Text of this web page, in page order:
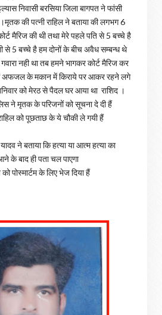
निवासी बरसिया जिला बागपत ने फांसी
की पत्नी राहिल ने बताया की लगभग 6
मैरिज की थी तथा मेरे पहले पति से 5 बच्चे है
से 5 बच्चे है हम दोनों के बीच अवैध सम्बन्ध थे
नही था तब हमने भागकर कोर्ट मैरिज कर
में अफजल के मकान में किराये पर आकर रहने लगे
को मेरठ से पैदल घर आया था राशिद ।
ने मृतक के परिजनों को सूचना दे दी हैं
को पूछताछ के ये चौकी ले गयी हैं
ने बताया कि हत्या या आत्म हत्या का
के बाद ही पता चल पाएगा
पोस्मार्टम के लिए भेज दिया हैं